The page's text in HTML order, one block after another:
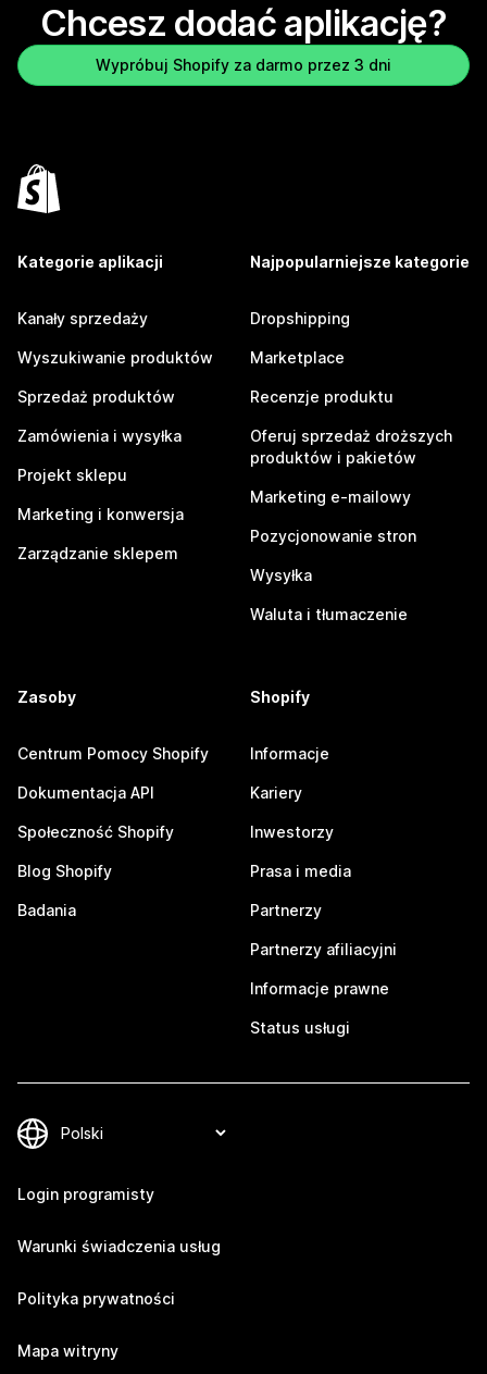
Chcesz dodać aplikację?
Wypróbuj Shopify za darmo przez 3 dni
Kategorie aplikacji
Kanały sprzedaży
Wyszukiwanie produktów
Sprzedaż produktów
Zamówienia i wysyłka
Projekt sklepu
Marketing i konwersja
Zarządzanie sklepem
Najpopularniejsze kategorie
Dropshipping
Marketplace
Recenzje produktu
Oferuj sprzedaż droższych
produktów i pakietów
Marketing e-mailowy
Pozycjonowanie stron
Wysyłka
Waluta i tłumaczenie
Zasoby
Centrum Pomocy Shopify
Dokumentacja API
Społeczność Shopify
Blog Shopify
Badania
Shopify
Informacje
Kariery
Inwestorzy
Prasa i media
Partnerzy
Partnerzy afiliacyjni
Informacje prawne
Status usługi
Login programisty
Warunki świadczenia usług
Polityka prywatności
Mapa witryny